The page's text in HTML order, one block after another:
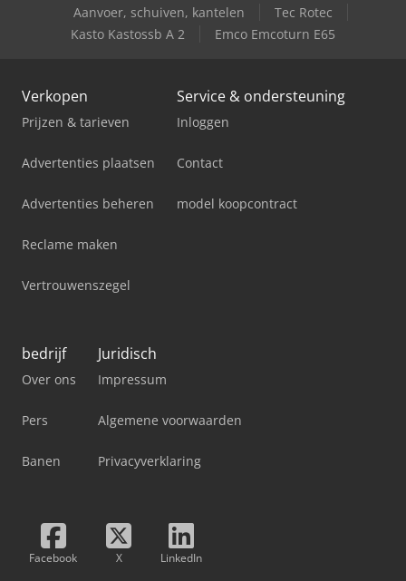
Aanvoer, schuiven, kantelen
Tec Rotec
Kasto Kastossb A 2
Emco Emcoturn E65
Verkopen
Prijzen & tarieven
Advertenties plaatsen
Advertenties beheren
Reclame maken
Vertrouwenszegel
Service & ondersteuning
Inloggen
Contact
model koopcontract
bedrijf
Over ons
Pers
Banen
Juridisch
Impressum
Algemene voorwaarden
Privacyverklaring
Facebook X LinkedIn